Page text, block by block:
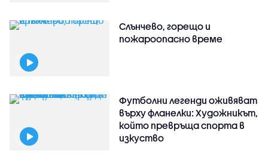
Слънчево, горещо и
пожароопасно време
Футболни легенди оживяват
върху фланелки: Художникът,
който превръща спорта в
изкуство